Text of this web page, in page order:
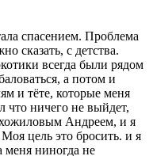
спасением. Проблема
сказать, с детства.
всегда были рядом
а потом и
и тёте, которые меня
что ничего не выйдет,
Андреем, и я
цель это бросить. и я
меня ниногда не